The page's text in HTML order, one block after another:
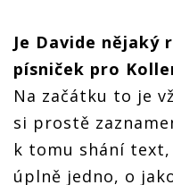
Je Davide nějaký
písniček pro
Na začátku to je
si prostě
k tomu shání
úplně jedno, o